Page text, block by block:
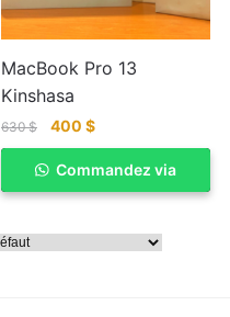
MacBook Pro 13
Kinshasa
630$ 400 $
ACHETER
Commandez via